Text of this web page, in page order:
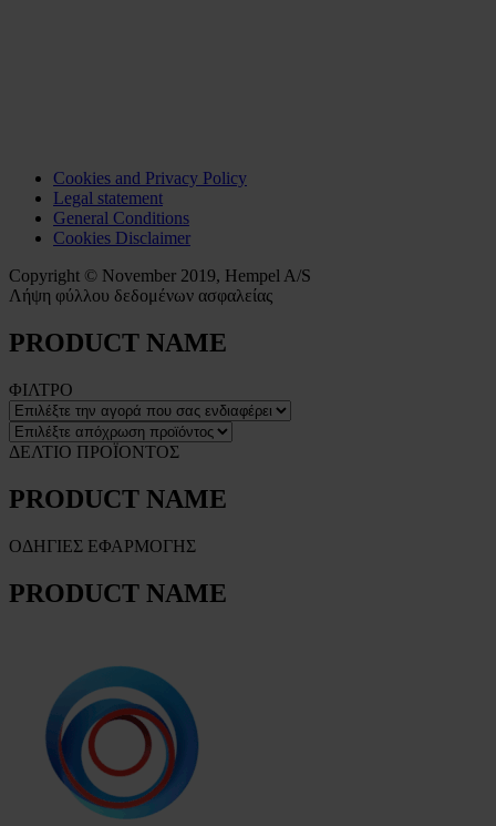
Cookies and Privacy Policy
Legal statement
General Conditions
Cookies Disclaimer
Copyright © November 2019, Hempel A/S
Λήψη φύλλου δεδομένων ασφαλείας
PRODUCT NAME
ΦΙΛΤΡΟ
ΔΕΛΤΙΟ ΠΡΟΪΟΝΤΟΣ
PRODUCT NAME
ΟΔΗΓΙΕΣ ΕΦΑΡΜΟΓΗΣ
PRODUCT NAME